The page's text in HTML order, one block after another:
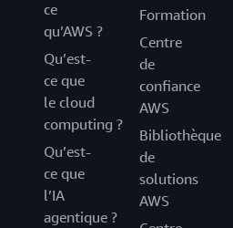
ce
qu’AWS ?
Qu’est-
ce que
le cloud
computing ?
Qu’est-
ce que
l’IA
agentique ?
Formation
Centre
de
confiance
AWS
Bibliothèque
de
solutions
AWS